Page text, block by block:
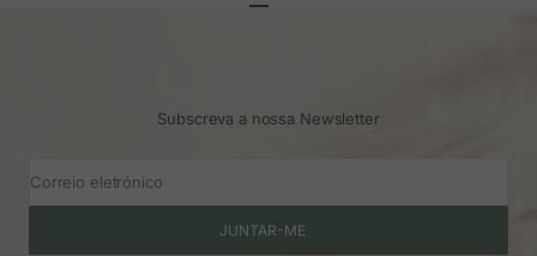
Subscreva a nossa Newsletter
Correio eletrónico
JUNTAR-ME